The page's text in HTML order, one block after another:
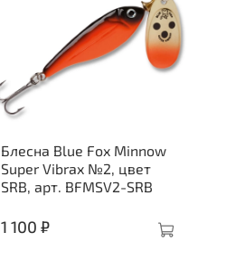
Блесна Blue Fox Minnow
Super Vibrax №2, цвет
SRB, арт. BFMSV2-SRB
1 100 ₽